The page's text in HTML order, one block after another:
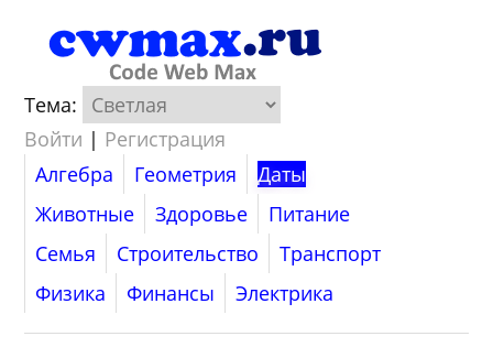
Тема:
Войти | Регистрация
Алгебра
Геометрия
Даты
Животные
Здоровье
Питание
Семья
Строительство
Транспорт
Физика
Финансы Электрика